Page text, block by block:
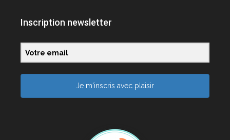
Inscription newsletter
Je m'inscris avec plaisir